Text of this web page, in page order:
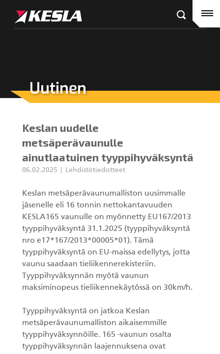
Etusivu
Puutavaranosturit
Kahmarit II
Harvesterikourat
Metsäkonenosturit
Kuormaimet
Perävaunut
Sykeprosessori
KESLA-jälleenmyyjät
Ura Keslalla
Tehtaan yhteystiedot
KESLA Defence
Uutinen
Keslan uudelle
metsäperävaunulle
ainutlaatuinen tyyppihyväksyntä
06.02.2025 Lehdistötiedotteet
Keslan metsäperävaunumalliston uusimmalle
jäsenelle eli 16 tonnin nettokantavuuden
KESLA165 vaunulle on myönnetty EU167/2013
tyyppihyväksyntä 31.1.2025 (tyyppihyväksyntä
nro e17*167/2013*00005*01). Tämä
tyyppihyväksyntä on EU-maissa edellytys, jotta
vaunu saadaan tieliikennerekisteriin.
Tyyppihyväksynnän myötä vaunun
maksiminopeus tieliikennekäytössä on 30km/h.
Tyyppihyväksyntä on jatkoa Keslan
metsäperävaunumalliston aikaisemmille
tyyppihyväksynnöille. 165 -vaunun osalta
tyyppihyväksynnän laajennuksena ovat